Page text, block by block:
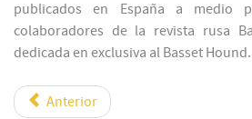
publicados en España a medio
colaboradores de la revista rusa
dedicada en exclusiva al Basset Hound.
Anterior